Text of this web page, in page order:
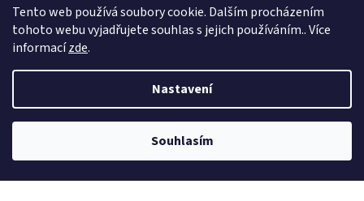
Tento web používá soubory cookie. Dalším procházením
tohoto webu vyjadřujete souhlas s jejich používáním.. Více
informacízde.
Nastavení
Souhlasím